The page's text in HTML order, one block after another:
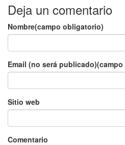
Deja un comentario
Nombre(campo obligatorio)
Email (no será
Sitio web
Comentario